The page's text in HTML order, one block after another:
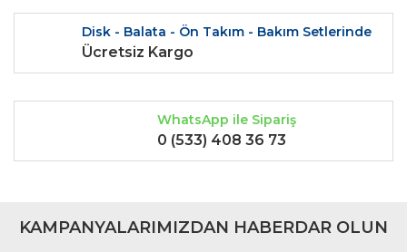
Disk - Balata - Ön Takım - Bakım Setlerinde
Ücretsiz Kargo
WhatsApp ile Sipariş
0 (533) 408 36 73
KAMPANYALARIMIZDAN HABERDAR OLUN